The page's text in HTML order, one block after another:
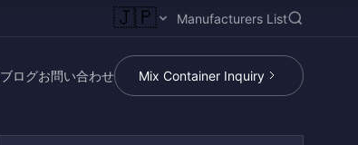
🇯🇵 Manufacturers List
ブログお問い合わせ Mix Container Inquiry